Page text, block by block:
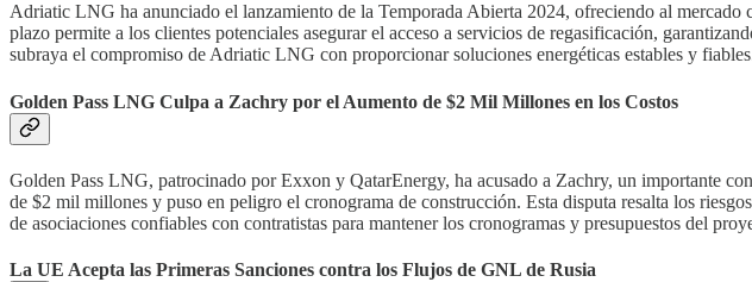
Adriatic LNG ha anunciado el lanzamiento de la Temporada Abierta 2024, ofreciendo al
plazo permite a los clientes potenciales asegurar el acceso a servicios de regasificación,
subraya el compromiso de Adriatic LNG con proporcionar soluciones energéticas estables y
Golden Pass LNG Culpa a Zachry por el Aumento de $2 Mil Millones en los Costos
Golden Pass LNG, patrocinado por Exxon y QatarEnergy, ha acusado a Zachry, un importante
de $2 mil millones y puso en peligro el cronograma de construcción. Esta disputa resalta los
de asociaciones confiables con contratistas para mantener los cronogramas y presupuestos del
La UE Acepta las Primeras Sanciones contra los Flujos de GNL de Rusia